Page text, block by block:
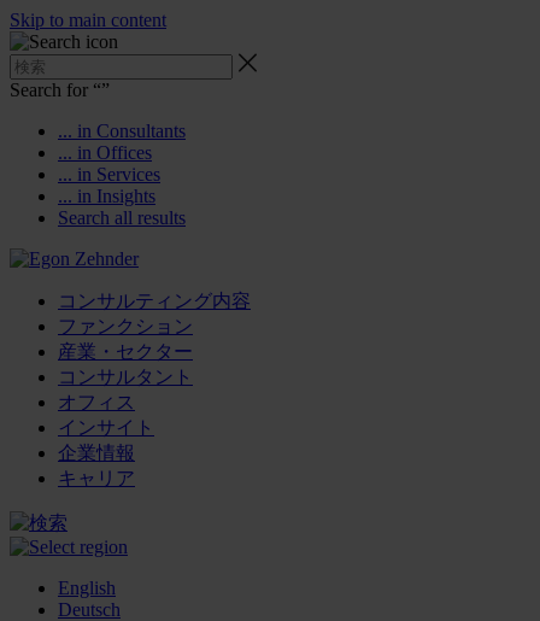
Skip to main content
Search for “”
... in Consultants
... in Offices
... in Services
... in Insights
Search all results
コンサルティング内容
ファンクション
産業・セクター
コンサルタント
オフィス
インサイト
企業情報
キャリア
English
Deutsch